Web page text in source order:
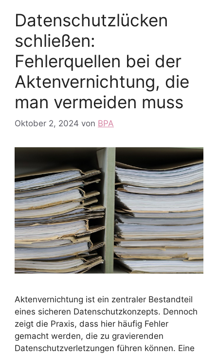
Datenschutzlücken
schließen:
Fehlerquellen bei der
Aktenvernichtung, die
man vermeiden muss
Oktober 2, 2024 von BPA
Aktenvernichtung ist ein zentraler Bestandteil
eines sicheren Datenschutzkonzepts. Dennoch
zeigt die Praxis, dass hier häufig Fehler
gemacht werden, die zu gravierenden
Datenschutzverletzungen führen können. Eine